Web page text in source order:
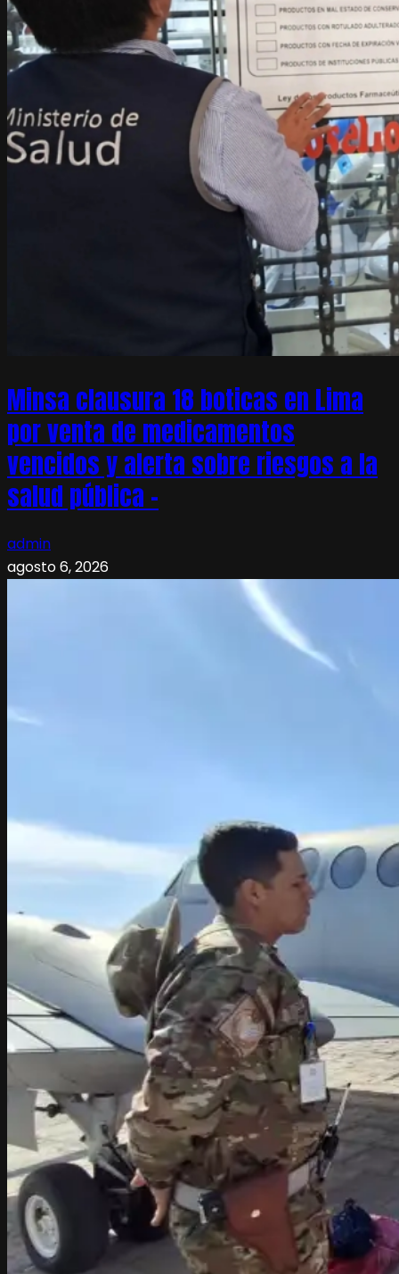
Minsa clausura 18 boticas en Lima
por venta de medicamentos
vencidos y alerta sobre riesgos a la
salud pública –
admin
agosto 6, 2026